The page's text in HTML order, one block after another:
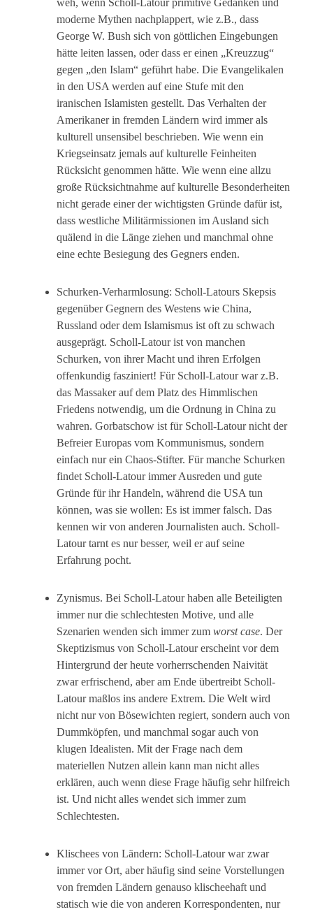
weh, wenn Scholl-Latour primitive Gedanken und
moderne Mythen nachplappert, wie z.B., dass
George W. Bush sich von göttlichen Eingebungen
hätte leiten lassen, oder dass er einen „Kreuzzug“
gegen „den Islam“ geführt habe. Die Evangelikalen
in den USA werden auf eine Stufe mit den
iranischen Islamisten gestellt. Das Verhalten der
Amerikaner in fremden Ländern wird immer als
kulturell unsensibel beschrieben. Wie wenn ein
Kriegseinsatz jemals auf kulturelle Feinheiten
Rücksicht genommen hätte. Wie wenn eine allzu
große Rücksichtnahme auf kulturelle Besonderheiten
nicht gerade einer der wichtigsten Gründe dafür ist,
dass westliche Militärmissionen im Ausland sich
quälend in die Länge ziehen und manchmal ohne
eine echte Besiegung des Gegners enden.
Schurken-Verharmlosung: Scholl-Latours Skepsis
gegenüber Gegnern des Westens wie China,
Russland oder dem Islamismus ist oft zu schwach
ausgeprägt. Scholl-Latour ist von manchen
Schurken, von ihrer Macht und ihren Erfolgen
offenkundig fasziniert! Für Scholl-Latour war z.B.
das Massaker auf dem Platz des Himmlischen
Friedens notwendig, um die Ordnung in China zu
wahren. Gorbatschow ist für Scholl-Latour nicht der
Befreier Europas vom Kommunismus, sondern
einfach nur ein Chaos-Stifter. Für manche Schurken
findet Scholl-Latour immer Ausreden und gute
Gründe für ihr Handeln, während die USA tun
können, was sie wollen: Es ist immer falsch. Das
kennen wir von anderen Journalisten auch. Scholl-
Latour tarnt es nur besser, weil er auf seine
Erfahrung pocht.
Zynismus. Bei Scholl-Latour haben alle Beteiligten
immer nur die schlechtesten Motive, und alle
Szenarien wenden sich immer zumworst case. Der
Skeptizismus von Scholl-Latour erscheint vor dem
Hintergrund der heute vorherrschenden Naivität
zwar erfrischend, aber am Ende übertreibt Scholl-
Latour maßlos ins andere Extrem. Die Welt wird
nicht nur von Bösewichten regiert, sondern auch von
Dummköpfen, und manchmal sogar auch von
klugen Idealisten. Mit der Frage nach dem
materiellen Nutzen allein kann man nicht alles
erklären, auch wenn diese Frage häufig sehr hilfreich
ist. Und nicht alles wendet sich immer zum
Schlechtesten.
Klischees von Ländern: Scholl-Latour war zwar
immer vor Ort, aber häufig sind seine Vorstellungen
von fremden Ländern genauso klischeehaft und
statisch wie die von anderen Korrespondenten, nur